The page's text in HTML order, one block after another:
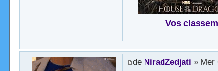
Vos
de NiradZedjati » Mer